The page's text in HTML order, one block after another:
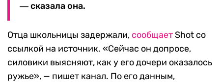
― сказала она.
Отца школьницы задержали, сообщаетShot со
ссылкой на источник. «Сейчас он допросе,
силовики выясняют, как у его дочери оказалось
ружье», — пишет канал. По его данным,